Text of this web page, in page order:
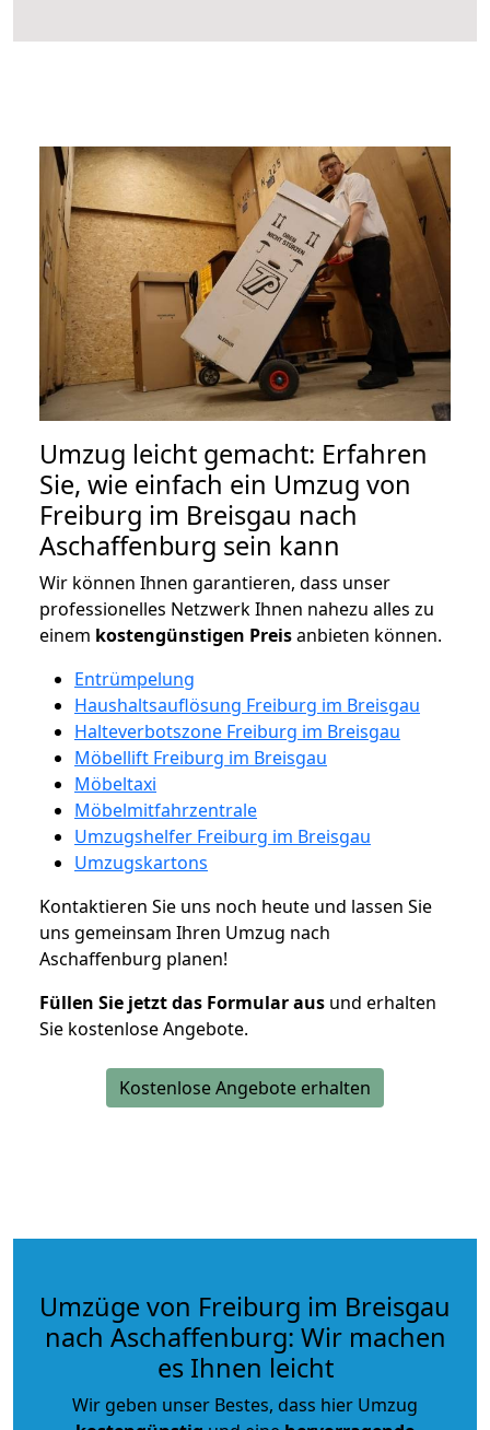
Umzug leicht gemacht: Erfahren
Sie, wie einfach ein Umzug von
Freiburg im Breisgau nach
Aschaffenburg sein kann
Wir können Ihnen garantieren, dass unser
professionelles Netzwerk Ihnen nahezu alles zu
einem kostengünstigen Preisanbieten können.
Entrümpelung
Haushaltsauflösung Freiburg im Breisgau
Halteverbotszone Freiburg im Breisgau
Möbellift Freiburg im Breisgau
Möbeltaxi
Möbelmitfahrzentrale
Umzugshelfer Freiburg im Breisgau
Umzugskartons
Kontaktieren Sie uns noch heute und lassen Sie
uns gemeinsam Ihren Umzug nach
Aschaffenburg planen!
Füllen Sie jetzt das Formular aus und erhalten
Sie kostenlose Angebote.
Kostenlose Angebote erhalten
Umzüge von Freiburg im Breisgau
nach Aschaffenburg: Wir machen
es Ihnen leicht
Wir geben unser Bestes, dass hier Umzug